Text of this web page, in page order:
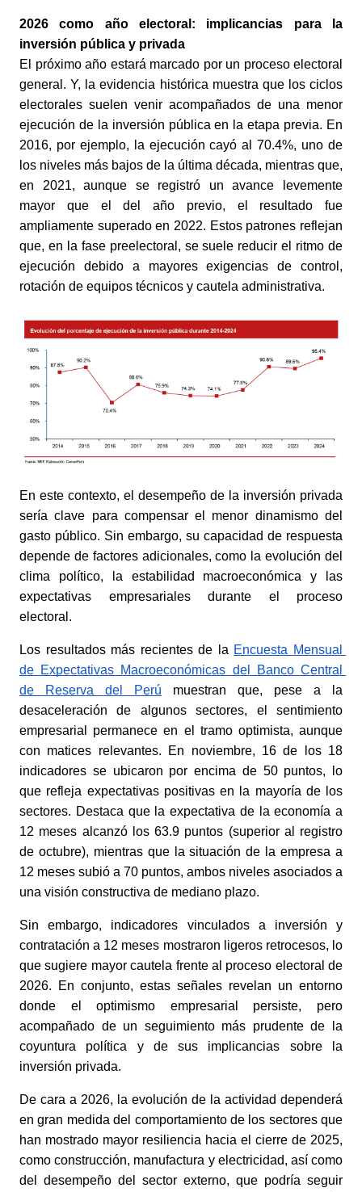
2026 como año electoral: implicancias para la
inversión pública y privada
El próximo año estará marcado por un proceso electoral
general. Y, la evidencia histórica muestra que los ciclos
electorales suelen venir acompañados de una menor
ejecución de la inversión pública en la etapa previa. En
2016, por ejemplo, la ejecución cayó al 70.4%, uno de
los niveles más bajos de la última década, mientras que,
en 2021, aunque se registró un avance levemente
mayor que el del año previo, el resultado fue
ampliamente superado en 2022. Estos patrones reflejan
que, en la fase preelectoral, se suele reducir el ritmo de
ejecución debido a mayores exigencias de control,
rotación de equipos técnicos y cautela administrativa.
En este contexto, el desempeño de la inversión privada
sería clave para compensar el menor dinamismo del
gasto público. Sin embargo, su capacidad de respuesta
depende de factores adicionales, como la evolución del
clima político, la estabilidad macroeconómica y las
expectativas empresariales durante el proceso
electoral.
Los resultados más recientes de la Encuesta Mensual
de Expectativas Macroeconómicas del Banco Central
de Reserva del Perú muestran que, pese a la
desaceleración de algunos sectores, el sentimiento
empresarial permanece en el tramo optimista, aunque
con matices relevantes. En noviembre, 16 de los 18
indicadores se ubicaron por encima de 50 puntos, lo
que refleja expectativas positivas en la mayoría de los
sectores. Destaca que la expectativa de la economía a
12 meses alcanzó los 63.9 puntos (superior al registro
de octubre), mientras que la situación de la empresa a
12 meses subió a 70 puntos, ambos niveles asociados a
una visión constructiva de mediano plazo.
Sin embargo, indicadores vinculados a inversión y
contratación a 12 meses mostraron ligeros retrocesos, lo
que sugiere mayor cautela frente al proceso electoral de
2026. En conjunto, estas señales revelan un entorno
donde el optimismo empresarial persiste, pero
acompañado de un seguimiento más prudente de la
coyuntura política y de sus implicancias sobre la
inversión privada.
De cara a 2026, la evolución de la actividad dependerá
en gran medida del comportamiento de los sectores que
han mostrado mayor resiliencia hacia el cierre de 2025,
como construcción, manufactura y electricidad, así como
del desempeño del sector externo, que podría seguir